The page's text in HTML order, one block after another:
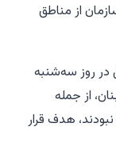
از مناطق
در روز سه‌شنبه
از جمله
هدف قرار